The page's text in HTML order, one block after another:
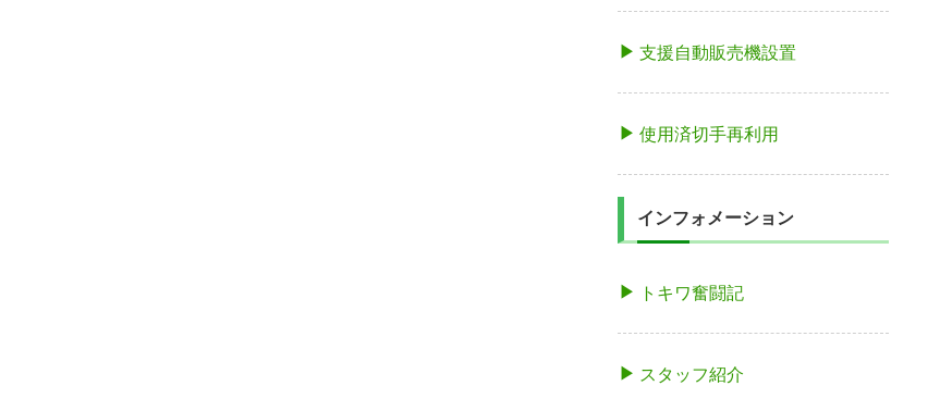
支援自動販売機設置
使用済切手再利用
インフォメーション
トキワ奮闘記
スタッフ紹介